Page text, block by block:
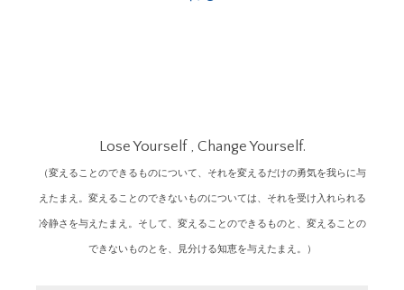
Lose Yourself , Change Yourself.
（変えることのできるものについて、それを変えるだけの勇気を我らに与
えたまえ。変えることのできないものについては、それを受け入れられる
冷静さを与えたまえ。そして、変えることのできるものと、変えることの
できないものとを、見分ける知恵を与えたまえ。）